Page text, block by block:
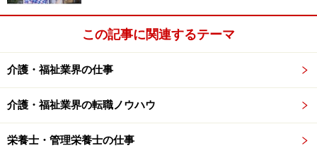
この記事に関連するテーマ
介護・福祉業界の仕事
介護・福祉業界の転職ノウハウ
栄養士・管理栄養士の仕事